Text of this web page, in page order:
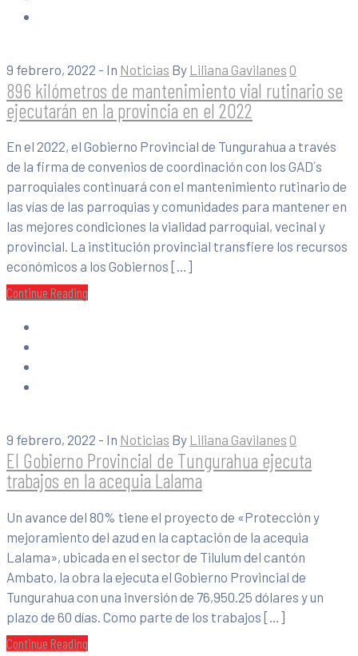
9 febrero, 2022 - In Noticias By Liliana Gavilanes 0
896 kilómetros de mantenimiento vial rutinario se
ejecutarán en la provincia en el 2022
En el 2022, el Gobierno Provincial de Tungurahua a través
de la firma de convenios de coordinación con los GAD´s
parroquiales continuará con el mantenimiento rutinario de
las vías de las parroquias y comunidades para mantener en
las mejores condiciones la vialidad parroquial, vecinal y
provincial. La institución provincial transfiere los recursos
económicos a los Gobiernos […]
Continue Reading
9 febrero, 2022 - In Noticias By Liliana Gavilanes 0
El Gobierno Provincial de Tungurahua ejecuta
trabajos en la acequia Lalama
Un avance del 80% tiene el proyecto de «Protección y
mejoramiento del azud en la captación de la acequia
Lalama», ubicada en el sector de Tilulum del cantón
Ambato, la obra la ejecuta el Gobierno Provincial de
Tungurahua con una inversión de 76,950.25 dólares y un
plazo de 60 días. Como parte de los trabajos […]
Continue Reading